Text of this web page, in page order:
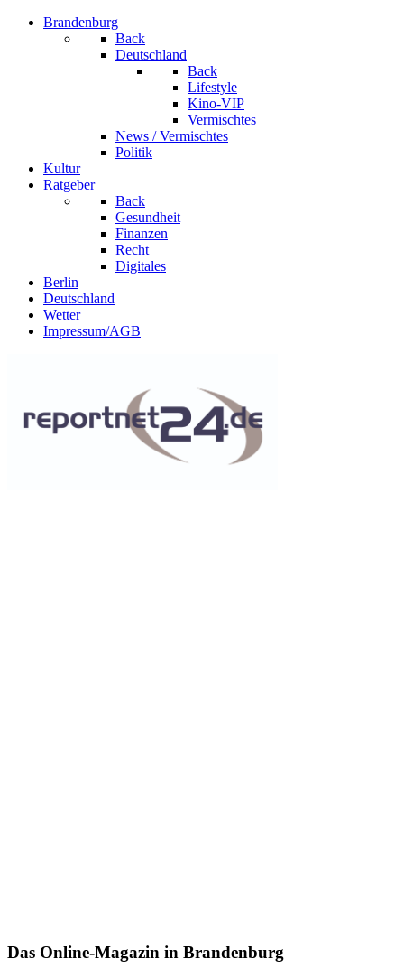
Brandenburg
Back
Deutschland
Back
Lifestyle
Kino-VIP
Vermischtes
News / Vermischtes
Politik
Kultur
Ratgeber
Back
Gesundheit
Finanzen
Recht
Digitales
Berlin
Deutschland
Wetter
Impressum/AGB
Das Online-Magazin in Brandenburg